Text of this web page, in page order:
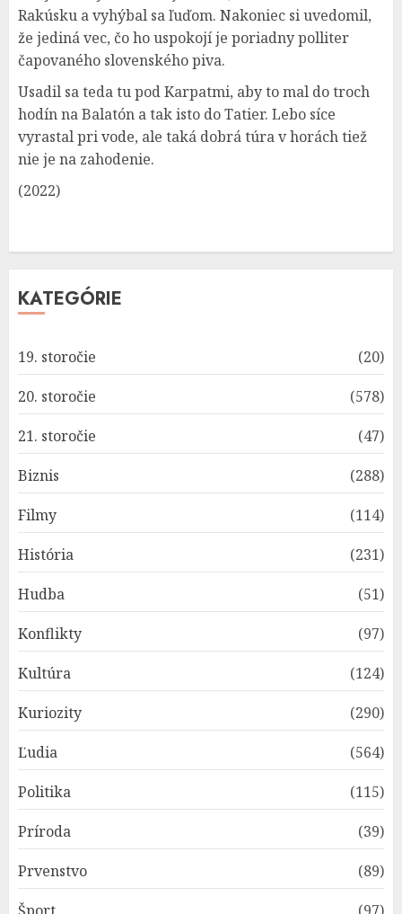
Rakúsku a vyhýbal sa ľuďom. Nakoniec si uvedomil,
že jediná vec, čo ho uspokojí je poriadny polliter
čapovaného slovenského piva.
Usadil sa teda tu pod Karpatmi, aby to mal do troch
hodín na Balatón a tak isto do Tatier. Lebo síce
vyrastal pri vode, ale taká dobrá túra v horách tiež
nie je na zahodenie.
(2022)
KATEGÓRIE
19. storočie
(20)
20. storočie
(578)
21. storočie
(47)
Biznis
(288)
Filmy
(114)
História
(231)
Hudba
(51)
Konflikty
(97)
Kultúra
(124)
Kuriozity
(290)
Ľudia
(564)
Politika
(115)
Príroda
(39)
Prvenstvo
(89)